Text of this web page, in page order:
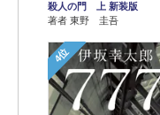
殺人の門 上 新装版
著者 東野 圭吾
4位